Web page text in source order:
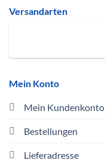
Mein Konto
Mein Kundenkonto
Bestellungen
Lieferadresse
Versandarten